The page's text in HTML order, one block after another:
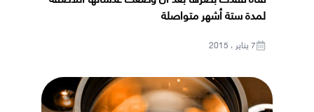
لمدة ستة أشهر متواصلة
7 يناير ، 2015